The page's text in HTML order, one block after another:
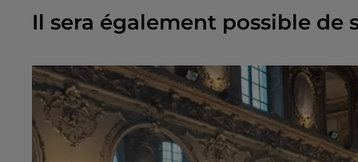
Il sera également possible de